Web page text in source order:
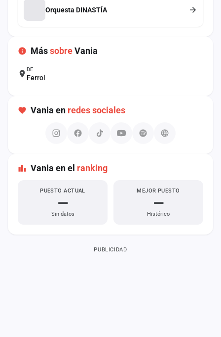
Orquesta DINASTÍA
MássobreVania
DE
Ferrol
Vania en redes sociales
Vania en el ranking
PUESTO ACTUAL
—
Sin datos
MEJOR PUESTO
—
Histórico
PUBLICIDAD
Contacto